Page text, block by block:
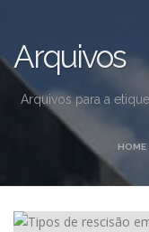
Arquivos
Arquivos para a
HOME